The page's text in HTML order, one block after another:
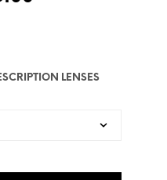
LENSES